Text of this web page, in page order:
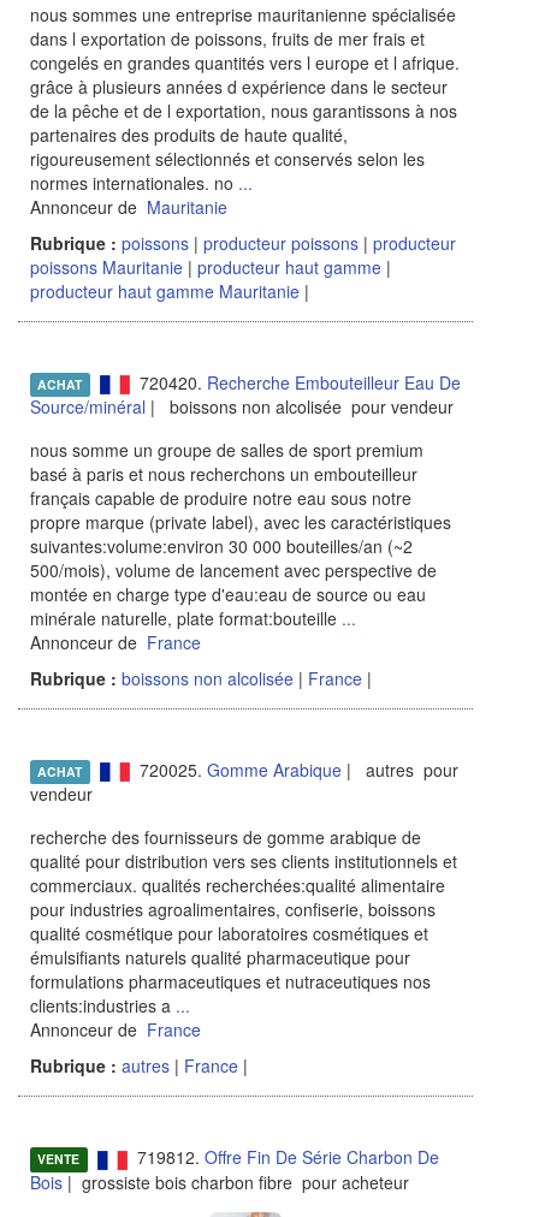
nous sommes une entreprise mauritanienne spécialisée
dans l exportation de poissons, fruits de mer frais et
congelés en grandes quantités vers l europe et l afrique.
grâce à plusieurs années d expérience dans le secteur
de la pêche et de l exportation, nous garantissons à nos
partenaires des produits de haute qualité,
rigoureusement sélectionnés et conservés selon les
normes internationales. no ...
Annonceur de Mauritanie
Rubrique : poissons | producteur poissons | producteur
poissons Mauritanie | producteur haut gamme |
producteur haut gamme Mauritanie |
ACHAT 720420. Recherche Embouteilleur Eau De
Source/minéral | boissons non alcolisée pour vendeur
nous somme un groupe de salles de sport premium
basé à paris et nous recherchons un embouteilleur
français capable de produire notre eau sous notre
propre marque (private label), avec les caractéristiques
suivantes:volume:environ 30 000 bouteilles/an (~2
500/mois), volume de lancement avec perspective de
montée en charge type d'eau:eau de source ou eau
minérale naturelle, plate format:bouteille ...
Annonceur de France
Rubrique : boissons non alcolisée | France |
ACHAT 720025. Gomme Arabique| autres pour
vendeur
recherche des fournisseurs de gomme arabique de
qualité pour distribution vers ses clients institutionnels et
commerciaux. qualités recherchées:qualité alimentaire
pour industries agroalimentaires, confiserie, boissons
qualité cosmétique pour laboratoires cosmétiques et
émulsifiants naturels qualité pharmaceutique pour
formulations pharmaceutiques et nutraceutiques nos
clients:industries a ...
Annonceur de France
Rubrique : autres | France |
VENTE 719812. Offre Fin De Série Charbon De
Bois | grossiste bois charbon fibre pour acheteur